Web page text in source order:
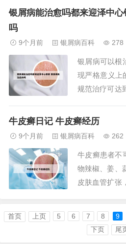
素：如皮炎平
适用于重度或
轻中度银屑病
银屑病能治愈吗都来迎泽中
吗
9个月前 银屑病百科 278
银屑病可以根
现严格意义上
规范治疗可达
可能性分析银
通过综合管理
生活质量。...
牛皮癣日记 牛皮癣经历
9个月前 银屑病百科 262
牛皮癣患者不
物辣椒、姜、
皮肤血管扩张
能出现皮肤潮
入量。 海鲜
含异种蛋白，
首页 上页 5 6 7 8 9
下页
尾